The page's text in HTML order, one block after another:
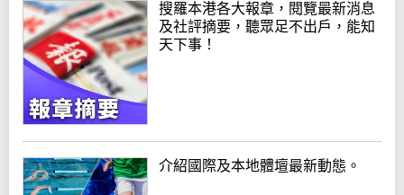
搜羅本港各大報章，閱覽最新消息
及社評摘要，聽眾足不出戶，能知
天下事！
介紹國際及本地體壇最新動態。